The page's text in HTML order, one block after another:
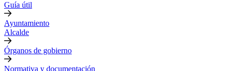
Guía útil
Ayuntamiento
Alcalde
Órganos de gobierno
Normativa y documentación